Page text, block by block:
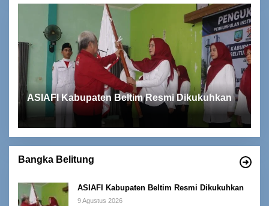
ASIAFI Kabupaten Beltim Resmi Dikukuhkan
Bangka Belitung
ASIAFI Kabupaten Beltim Resmi Dikukuhkan
9 Agustus 2026